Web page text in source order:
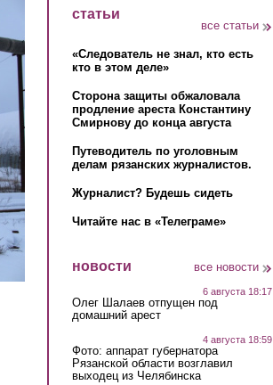
статьи
все статьи
«Следователь не знал, кто есть
кто в этом деле»
Сторона защиты обжаловала
продление ареста Константину
Смирнову до конца августа
Путеводитель по уголовным
делам рязанских журналистов.
Журналист? Будешь сидеть
Читайте нас в «Телеграме»
новости все новости
6 августа 18:17
Олег Шалаев отпущен под
домашний арест
4 августа 18:59
Фото: аппарат губернатора
Рязанской области возглавил
выходец из Челябинска